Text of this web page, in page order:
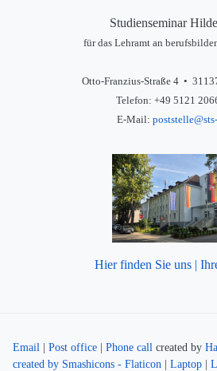
Studienseminar
für das Lehramt an
Otto-Franzius-Straße 4 •
Telefon: +49 5121
E-Mail:
Hier finden Sie uns |
Email Post office Phone call created by
created by Smashicons - Flaticon
Laptop